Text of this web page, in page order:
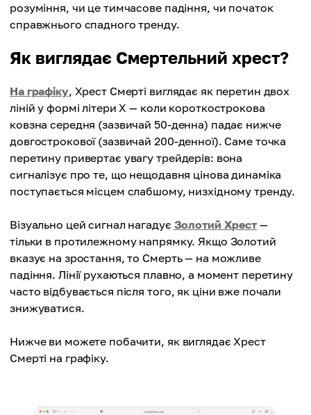
розуміння, чи це тимчасове падіння, чи початок
справжнього спадного тренду.
Як виглядає Смертельний хрест?
На графіку, Хрест Смерті виглядає як перетин двох
ліній у формі літери X — коли короткострокова
ковзна середня (зазвичай 50-денна) падає нижче
довгострокової (зазвичай 200-денної). Саме точка
перетину привертає увагу трейдерів: вона
сигналізує про те, що нещодавня цінова динаміка
поступається місцем слабшому, низхідному тренду.
Візуально цей сигнал нагадує Золотий Хрест—
тільки в протилежному напрямку. Якщо Золотий
вказує на зростання, то Смерть — на можливе
падіння. Лінії рухаються плавно, а момент перетину
часто відбувається після того, як ціни вже почали
знижуватися.
Нижче ви можете побачити, як виглядає Хрест
Смерті на графіку.